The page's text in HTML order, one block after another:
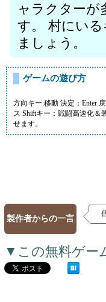
ャラクターが
す。 村にい
ましょう。
ゲームの遊び方
方向キー:移動 決定：Enter
ス Shiftキー：戦闘高速化＆
せます。
製作者からの一言
▼この無料ゲー